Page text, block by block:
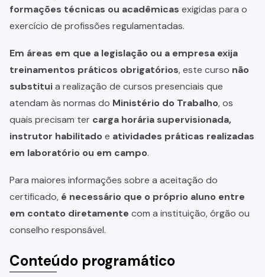
formações técnicas ou acadêmicas exigidas para o
exercício de profissões regulamentadas.
Em áreas em que a legislação ou a empresa exija
treinamentos práticos obrigatórios, este curso não
substituia realização de cursos presenciais que
atendam às normas do Ministério do Trabalho, os
quais precisam ter carga horária supervisionada,
instrutor habilitadoe atividades práticas realizadas
em laboratório ou em campo.
Para maiores informações sobre a aceitação do
certificado, é necessário que o próprio aluno entre
em contato diretamente com a instituição, órgão ou
conselho responsável.
Conteúdo programático